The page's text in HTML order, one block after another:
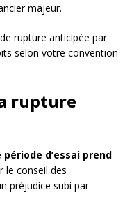
majeur.
rupture anticipée par
selon votre convention
rupture
d’essai prend
le conseil des
préjudice subi par